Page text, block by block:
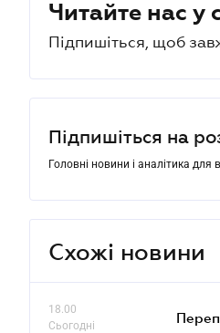
Читайте нас у
Підпишіться, щоб
Підпишіться на
Головні новини і аналітика для
Схожі новини
18.00
Сьогодні